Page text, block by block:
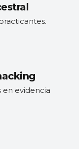
en evidencia